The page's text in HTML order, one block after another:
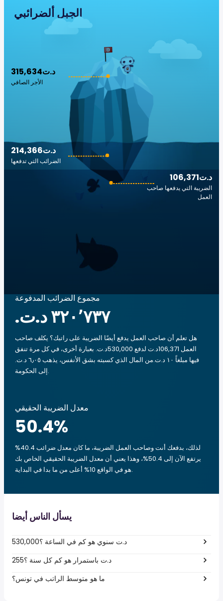
الجبل ألضرائبي
315,634د.ت
الأجر الصافي
106,371د.ت
الضريبة التي يدفعها صاحب
العمل
214,366د.ت
الضرائب التي تدفعها
مجموع الضرائب المدفوعة
هل تعلم أن صاحب العمل يدفع أيضًا الضريبة على راتبك؟ يكلف صاحب
العمل 106,371د.ت لدفع 530,000د.ت. بعبارة أخرى، في كل مرة تنفق
فيها مبلغاً ‏١٠ د.ت.‏من المال الذي كسبته بشق الأنفس، يذهب ‏٦٫٠٥ د.ت.‏
إلى الحكومة.
معدل الضريبة الحقيقي
50.4%
لذلك، بدفعك أنت وصاحب العمل الضريبة، ما كان معدل ضرائب 40.4%
يرتفع الآن إلى 50.4%، وهذا يعني أن معدل الضريبة الحقيقي الخاص بك
هو في الواقع 10% أعلى من ما بدا في البداية.
يسأل الناس أيضا
530,000د.ت سنوي هو كم في الساعة ؟
255د.ت باستمرار هو كم كل سنة ؟
ما هو متوسط الراتب في تونس؟